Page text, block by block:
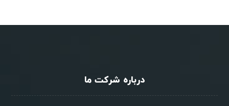
درباره شرکت ما